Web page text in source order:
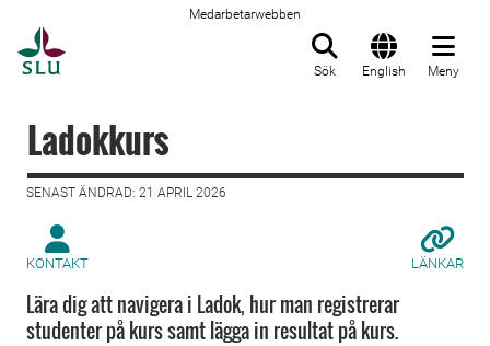
Medarbetarwebben
Sök English Meny
Ladokkurs
SENAST ÄNDRAD: 21 APRIL 2026
KONTAKT LÄNKAR
Lära dig att navigera i Ladok, hur man registrerar
studenter på kurs samt lägga in resultat på kurs.